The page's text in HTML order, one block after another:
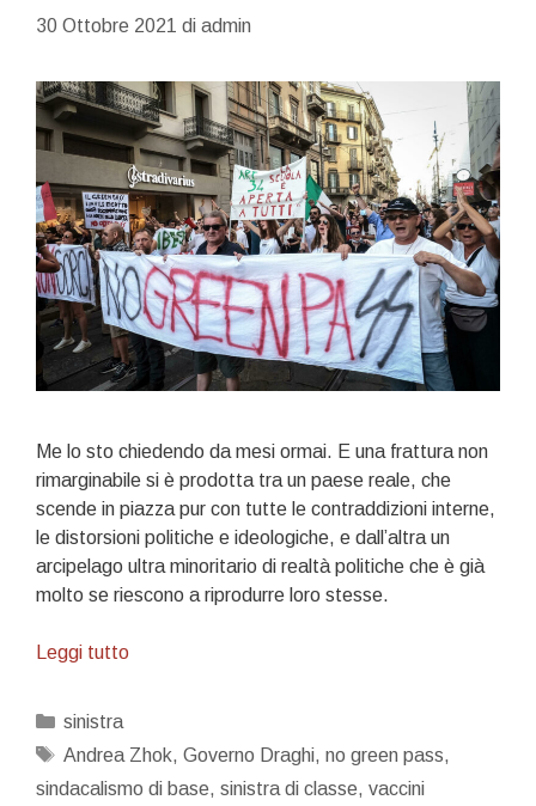
30 Ottobre 2021 di admin
Me lo sto chiedendo da mesi ormai. E una frattura non
rimarginabile si è prodotta tra un paese reale, che
scende in piazza pur con tutte le contraddizioni interne,
le distorsioni politiche e ideologiche, e dall’altra un
arcipelago ultra minoritario di realtà politiche che è già
molto se riescono a riprodurre loro stesse.
Leggi tuttoUna
riconosce
i
Categorie
sinistra
Tag
Andrea Zhok, Governo Draghi, no green pass,
sindacalismo di base, sinistra di classe, vaccini